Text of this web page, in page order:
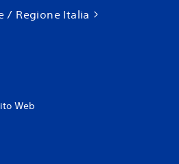
/ Regione Italia
Web